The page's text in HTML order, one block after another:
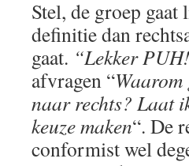
Stel, de groep
definitie dan
gaat. “Lekker
afvragen “
naar rechts? Laat
keuze maken“. De
conformist wel